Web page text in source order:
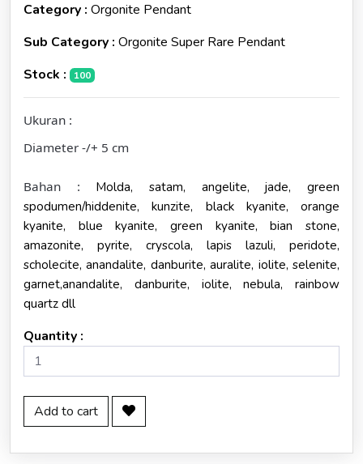
Category : Orgonite Pendant
Sub Category : Orgonite Super Rare Pendant
Stock :
100
Ukuran :
Diameter -/+ 5 cm
Bahan : Molda, satam, angelite, jade, green
spodumen/hiddenite, kunzite, black kyanite, orange
kyanite, blue kyanite, green kyanite, bian stone,
amazonite, pyrite, cryscola, lapis lazuli, peridote,
scholecite, anandalite, danburite, auralite, iolite, selenite,
garnet,anandalite, danburite, iolite, nebula, rainbow
quartz dll
Quantity :
Add to cart